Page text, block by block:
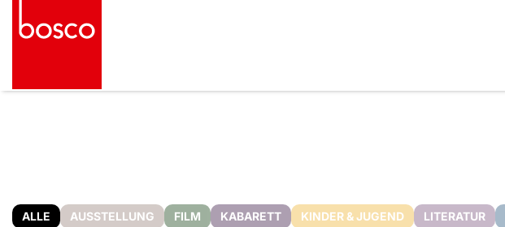
ALLE AUSSTELLUNG FILM KABARETT KINDER & JUGEND LITERATUR